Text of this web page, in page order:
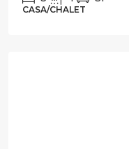
CASA/CHALET